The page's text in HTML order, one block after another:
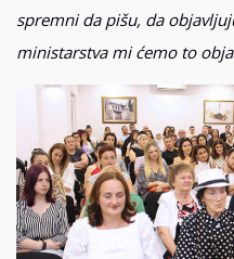
spremni da pišu, da
ministarstva mi ćemo to